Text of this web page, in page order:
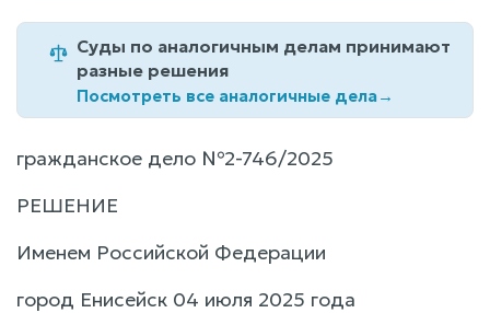
Суды по аналогичным делам принимают
разные решения
Посмотреть все аналогичные дела→
гражданское дело №2-746/2025
РЕШЕНИЕ
Именем Российской Федерации
город Енисейск 04 июля 2025 года